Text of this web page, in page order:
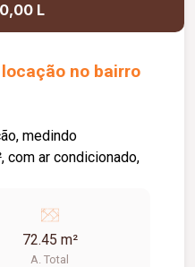
L
no bairro
medindo
com ar condicionado,
72.45 m²
A. Total